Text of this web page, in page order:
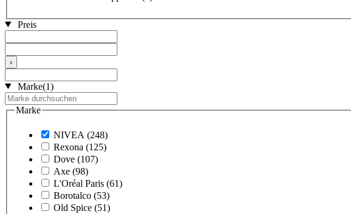
Preis
›
Marke(1)
Marke
NIVEA (248)
Rexona (125)
Dove (107)
Axe (98)
L'Oréal Paris (61)
Borotalco (53)
Old Spice (51)